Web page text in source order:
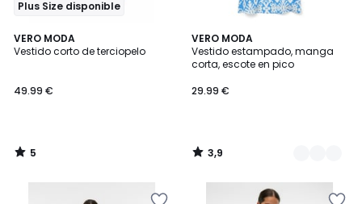
Plus Size disponible
VERO MODA
Vestido corto de terciopelo
49.99 €
5
/
5
/
VERO MODA
Vestido estampado, manga
corta, escote en pico
29.99 €
3,9
/ 5
2
Colores
3,9
/